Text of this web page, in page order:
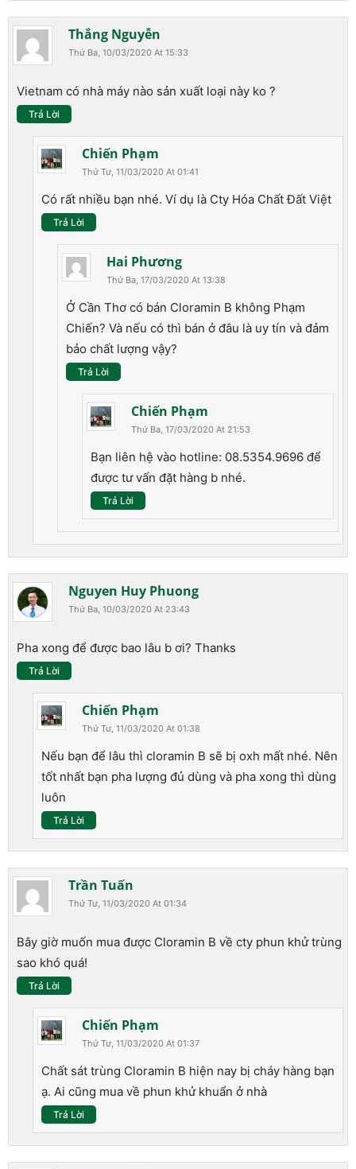
Thắng Nguyễn
Thứ Ba, 10/03/2020 At 15:33
Vietnam có nhà máy nào sản xuất loại này ko ?
Trả Lời
Chiến Phạm
Thứ Tư, 11/03/2020 At 01:41
Có rất nhiều bạn nhé. Ví dụ là Cty Hóa Chất Đất Việt
Trả Lời
Hai Phương
Thứ Ba, 17/03/2020 At 13:38
Ở Cần Thơ có bán Cloramin B không Phạm
Chiến? Và nếu có thì bán ở đâu là uy tín và đảm
bảo chất lượng vậy?
Trả Lời
Chiến Phạm
Thứ Ba, 17/03/2020 At 21:53
Bạn liên hệ vào hotline: 08.5354.9696 để
được tư vấn đặt hàng b nhé.
Trả Lời
Nguyen Huy Phuong
Thứ Ba, 10/03/2020 At 23:43
Pha xong để được bao lâu b ơi? Thanks
Trả Lời
Chiến Phạm
Thứ Tư, 11/03/2020 At 01:38
Nếu bạn để lâu thì cloramin B sẽ bị oxh mất nhé. Nên
tốt nhất bạn pha lượng đủ dùng và pha xong thì dùng
luôn
Trả Lời
Trần Tuấn
Thứ Tư, 11/03/2020 At 01:34
Bây giờ muốn mua được Cloramin B về cty phun khử trùng
sao khó quá!
Trả Lời
Chiến Phạm
Thứ Tư, 11/03/2020 At 01:37
Chất sát trùng Cloramin B hiện nay bị cháy hàng bạn
ạ. Ai cũng mua về phun khử khuẩn ở nhà
Trả Lời